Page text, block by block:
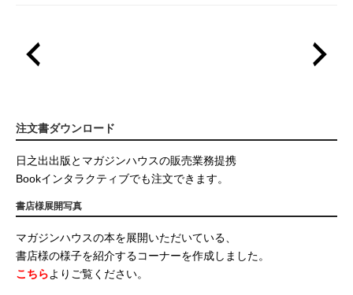
注文書ダウンロード
日之出出版とマガジンハウスの販売業務提携
Bookインタラクティブでも注文できます。
書店様展開写真
マガジンハウスの本を展開いただいている、
書店様の様子を紹介するコーナーを作成しました。
こちらよりご覧ください。